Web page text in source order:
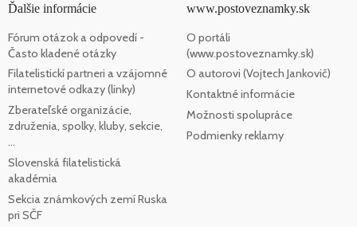
Ďalšie informácie
Fórum otázok a odpovedí -
Často kladené otázky
Filatelistickí partneri a vzájomné
internetové odkazy (linky)
Zberateľské organizácie,
združenia, spolky, kluby, sekcie,
...
Slovenská filatelistická
akadémia
Sekcia známkových zemí Ruska
pri SČF
www.postoveznamky.sk
O portáli
(www.postoveznamky.sk)
O autorovi (Vojtech Jankovič)
Kontaktné informácie
Možnosti spolupráce
Podmienky reklamy